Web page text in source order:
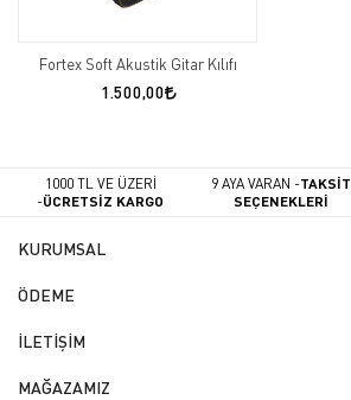
Fortex Soft Akustik Gitar Kılıfı
1.500,00
1000 TL VE ÜZERİ
-ÜCRETSİZ KARGO
9 AYA VARAN -TAKSİT
SEÇENEKLERİ
KURUMSAL
ÖDEME
İLETİŞİM
MAĞAZAMIZ